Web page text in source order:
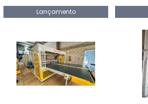
Lançamento